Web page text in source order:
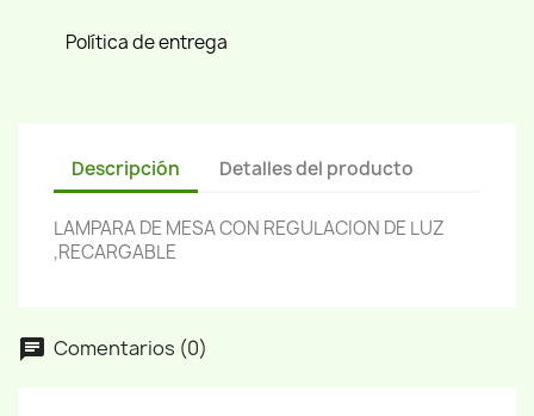
Política de entrega
Descripción Detalles del producto
LAMPARA DE MESA CON REGULACION DE LUZ
,RECARGABLE
Comentarios (0)